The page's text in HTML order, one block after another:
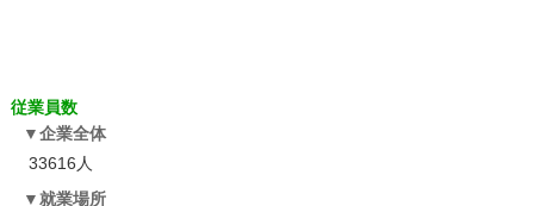
従業員数
企業全体
33616人
就業場所